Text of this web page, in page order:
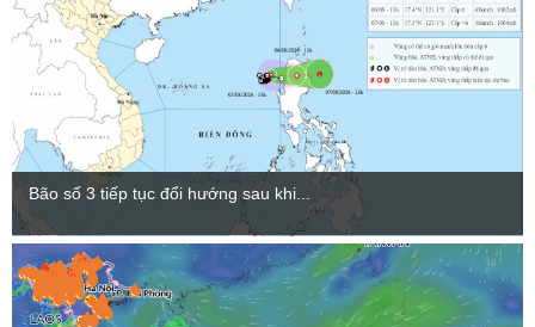
Bão số 3 tiếp tục đổi hướng sau khi...